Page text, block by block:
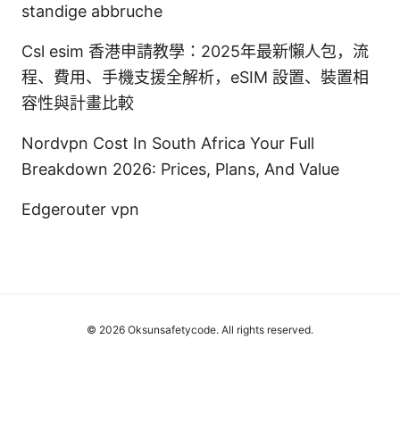
standige abbruche
Csl esim 香港申請教學：2025年最新懶人包，流
程、費用、手機支援全解析，eSIM 設置、裝置相
容性與計畫比較
Nordvpn Cost In South Africa Your Full
Breakdown 2026: Prices, Plans, And Value
Edgerouter vpn
© 2026 Oksunsafetycode. All rights reserved.